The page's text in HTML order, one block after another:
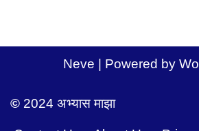
Neve | Powered by
© 2024 अभ्यास माझा